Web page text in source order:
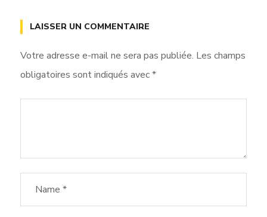
LAISSER UN COMMENTAIRE
Votre adresse e-mail ne sera pas publiée. Les champs
obligatoires sont indiqués avec*